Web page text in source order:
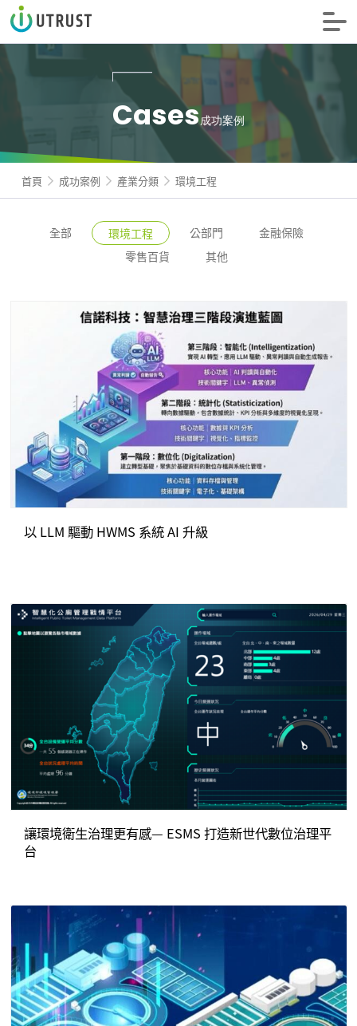
Cases成功案例
首頁 成功案例 產業分類 環境工程
全部 環境工程 公部門
金融保險
零售百貨
其他
以 LLM 驅動 HWMS 系統 AI 升級
讓環境衛生治理更有感— ESMS 打造新世代數位治理平
台